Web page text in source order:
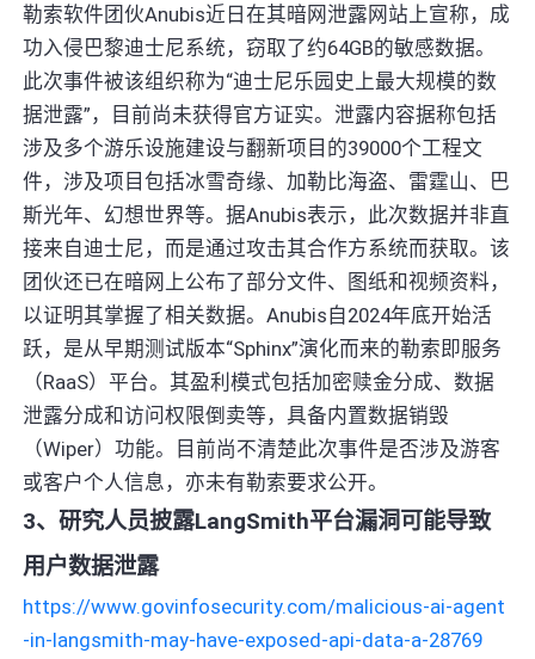
勒索软件团伙Anubis近日在其暗网泄露网站上宣称，成
功入侵巴黎迪士尼系统，窃取了约64GB的敏感数据。
此次事件被该组织称为“迪士尼乐园史上最大规模的数
据泄露”，目前尚未获得官方证实。泄露内容据称包括
涉及多个游乐设施建设与翻新项目的39000个工程文
件，涉及项目包括冰雪奇缘、加勒比海盗、雷霆山、巴
斯光年、幻想世界等。据Anubis表示，此次数据并非直
接来自迪士尼，而是通过攻击其合作方系统而获取。该
团伙还已在暗网上公布了部分文件、图纸和视频资料，
以证明其掌握了相关数据。Anubis自2024年底开始活
跃，是从早期测试版本“Sphinx”演化而来的勒索即服务
（RaaS）平台。其盈利模式包括加密赎金分成、数据
泄露分成和访问权限倒卖等，具备内置数据销毁
（Wiper）功能。目前尚不清楚此次事件是否涉及游客
或客户个人信息，亦未有勒索要求公开。
3、研究人员披露LangSmith平台漏洞可能导致
用户数据泄露
https://www.govinfosecurity.com/malicious-ai-agent
-in-langsmith-may-have-exposed-api-data-a-28769